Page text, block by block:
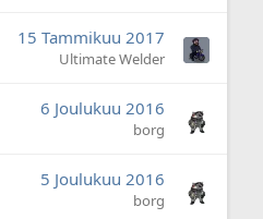
15 Tammikuu 2017
Ultimate Welder
6 Joulukuu 2016
borg
5 Joulukuu 2016
borg